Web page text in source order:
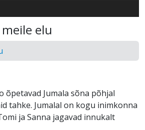
meile elu
õpetavad Jumala sõna põhjal
tahke. Jumalal on kogu inimkonna
ja Sanna jagavad innukalt